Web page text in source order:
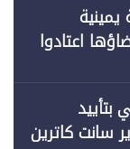
اعتادوا
في دير سانت كاترين